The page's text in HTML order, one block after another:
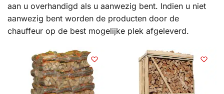
aan u overhandigd als u aanwezig bent. Indien u niet
aanwezig bent worden de producten door de
chauffeur op de best mogelijke plek afgeleverd.